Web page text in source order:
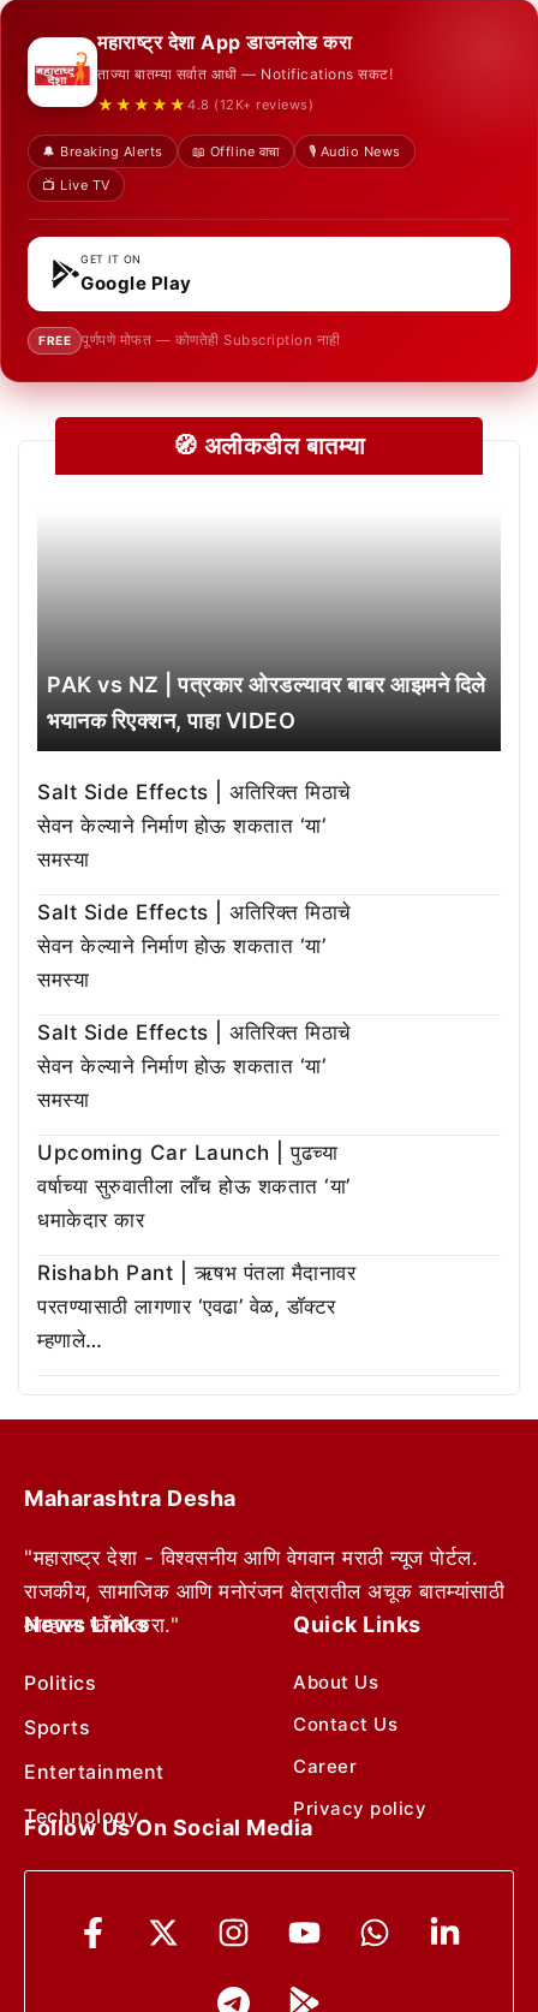
महाराष्ट्र देशा App डाउनलोड करा
ताज्या बातम्या सर्वात आधी — Notifications सकट!
★★★★★ 4.8 (12K+ reviews)
🔔 Breaking Alerts 📖 Offline वाचा
🎙️ Audio News
📺 Live TV
GET IT ON
Google Play
FREE पूर्णपणे मोफत — कोणतेही Subscription नाही
🧭 अलीकडील बातम्या
PAK vs NZ | पत्रकार ओरडल्यावर बाबर आझमने दिले
भयानक रिएक्शन, पाहा VIDEO
Salt Side Effects | अतिरिक्त मिठाचे
सेवन केल्याने निर्माण होऊ शकतात ‘या’
समस्या
Salt Side Effects | अतिरिक्त मिठाचे
सेवन केल्याने निर्माण होऊ शकतात ‘या’
समस्या
Salt Side Effects | अतिरिक्त मिठाचे
सेवन केल्याने निर्माण होऊ शकतात ‘या’
समस्या
Upcoming Car Launch | पुढच्या
वर्षाच्या सुरुवातीला लाँच होऊ शकतात ‘या’
धमाकेदार कार
Rishabh Pant | ऋषभ पंतला मैदानावर
परतण्यासाठी लागणार ‘एवढा’ वेळ, डॉक्टर
म्हणाले…
Maharashtra Desha
"महाराष्ट्र देशा - विश्वसनीय आणि वेगवान मराठी न्यूज पोर्टल.
राजकीय, सामाजिक आणि मनोरंजन क्षेत्रातील अचूक बातम्यांसाठी
आम्हाला फॉलो करा."
News Links
Politics
Sports
Entertainment
Technology
Quick Links
About Us
Contact Us
Career
Privacy policy
Follow Us On Social Media